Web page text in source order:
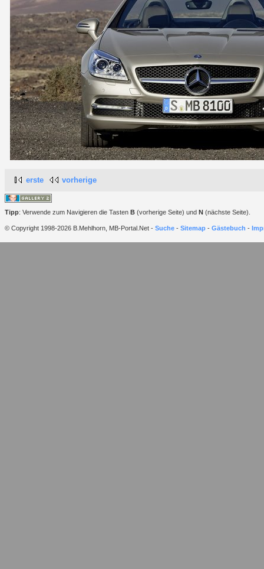
erste vorherige
Tipp: Verwende zum Navigieren die Tasten B (vorherige Seite) und N (nächste Seite).
© Copyright 1998-2026 B.Mehlhorn, MB-Portal.Net - Suche - Sitemap - Gästebuch -